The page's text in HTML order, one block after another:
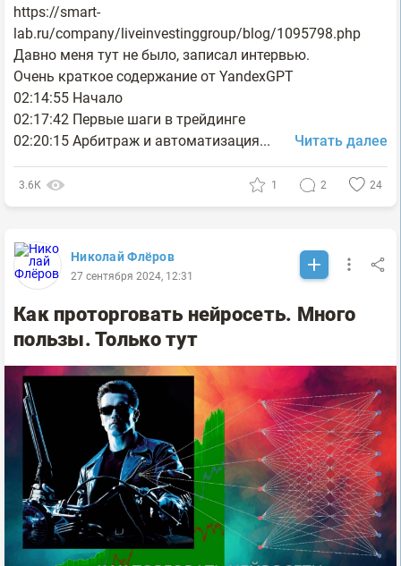
https://smart-
lab.ru/company/liveinvestinggroup/blog/1095798.php
Давно меня тут не было, записал интервью.
Очень краткое содержание от YandexGPT
02:14:55 Начало
02:17:42 Первые шаги в трейдинге
02:20:15 Арбитраж и автоматизация...
Читать далее
3.6К 1 2 24
Николай Флёров
27 сентября 2024, 12:31
Как проторговать нейросеть. Много
пользы. Только тут